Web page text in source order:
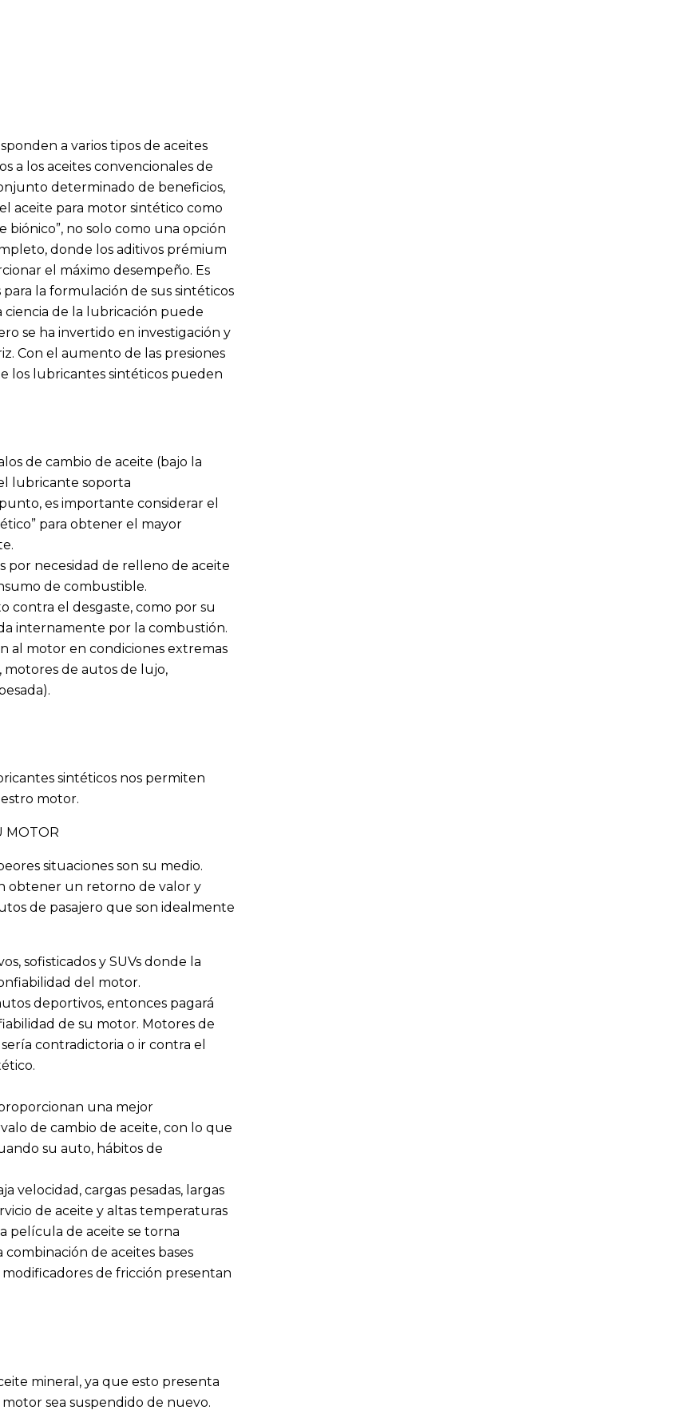
a varios tipos de aceites
a los aceites convencionales de
determinado de beneficios,
aceite para motor sintético como
no solo como una opción
donde los aditivos prémium
el máximo desempeño. Es
la formulación de sus sintéticos
de la lubricación puede
se ha invertido en investigación y
Con el aumento de las presiones
los lubricantes sintéticos pueden
de cambio de aceite (bajo la
lubricante soporta
es importante considerar el
para obtener el mayor
por necesidad de relleno de aceite
de combustible.
contra el desgaste, como por su
internamente por la combustión.
al motor en condiciones extremas
motores de autos de lujo,
sintéticos nos permiten
motor.
MOTOR
situaciones son su medio.
obtener un retorno de valor y
de pasajero que son idealmente
sofisticados y SUVs donde la
del motor.
deportivos, entonces pagará
de su motor. Motores de
contradictoria o ir contra el
una mejor
de cambio de aceite, con lo que
su auto, hábitos de
velocidad, cargas pesadas, largas
de aceite y altas temperaturas
película de aceite se torna
de aceites bases
de fricción presentan
mineral, ya que esto presenta
sea suspendido de nuevo.